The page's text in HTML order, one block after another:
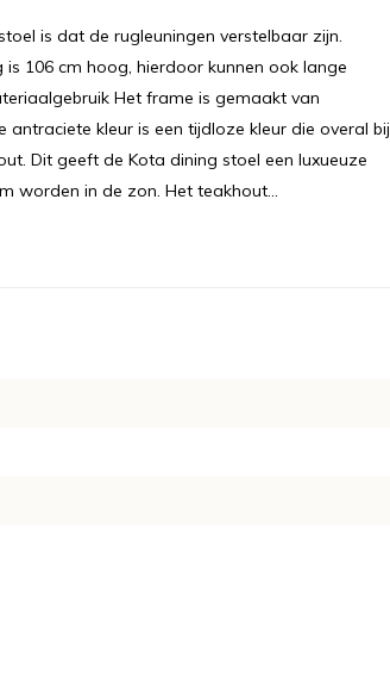
is dat de rugleuningen verstelbaar zijn.
106 cm hoog, hierdoor kunnen ook lange
Het frame is gemaakt van
kleur is een tijdloze kleur die overal bij
Dit geeft de Kota dining stoel een luxueuze
worden in de zon. Het teakhout...